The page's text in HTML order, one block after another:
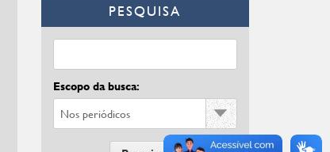
PESQUISA
Escopo da busca: